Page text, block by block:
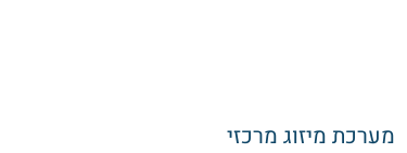
מערכת מיזוג מרכזי